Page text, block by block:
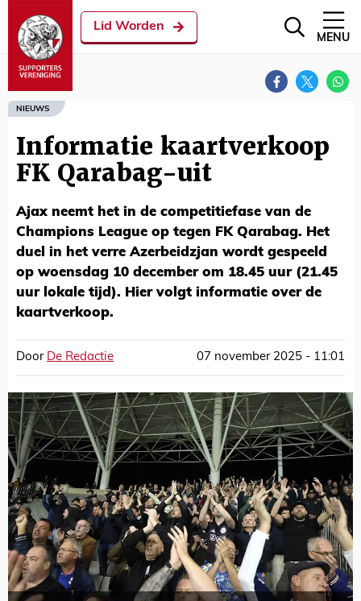
Lid Worden
MENU
NIEUWS
Informatie kaartverkoop
FK Qarabag-uit
Ajax neemt het in de competitiefase van de
Champions League op tegen FK Qarabag. Het
duel in het verre Azerbeidzjan wordt gespeeld
op woensdag 10 december om 18.45 uur (21.45
uur lokale tijd). Hier volgt informatie over de
kaartverkoop.
Door De Redactie 07 november 2025 - 11:01